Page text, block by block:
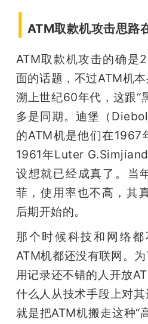
ATM取款机攻击思路
ATM取款机攻击的确是
面的话题，不过ATM机
溯上世纪60年代，这跟“
多是同期。迪堡（
的ATM机是他们在1967
1961年Luter
设想就已经成真了。当
菲，使用率也不高，其
后期开始的。
那个时候科技和网络
ATM机都还没有联网。
用记录还不错的人开放
什么人从技术手段上对
就是把ATM机搬走这种“